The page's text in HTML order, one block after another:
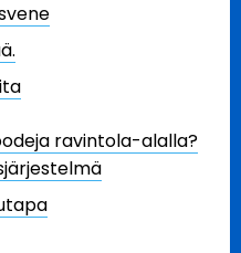
ravintola-alalla?